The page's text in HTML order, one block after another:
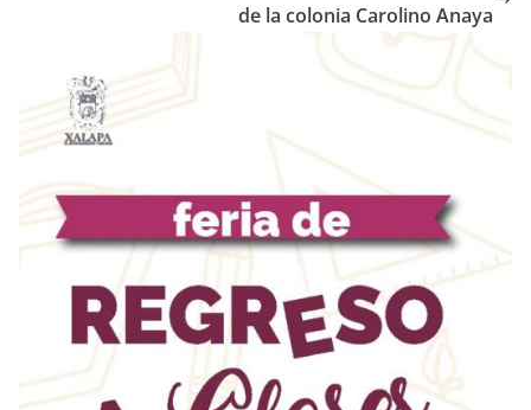
de la colonia Carolino Anaya